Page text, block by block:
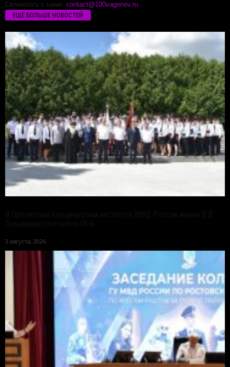
Свяжитесь с нами: contact@100vagonov.ru
ЕЩЁ БОЛЬШЕ НОВОСТЕЙ
3 августа, 2026